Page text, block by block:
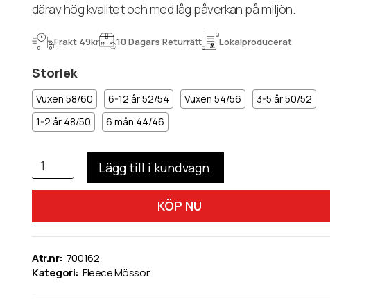
därav hög kvalitet och med låg påverkan på miljön.
Frakt 49kr 10 Dagars Returrätt Lokalproducerat
Storlek
Vuxen 58/60 6-12 år 52/54 Vuxen 54/56
3-5 år 50/52
1-2 år 48/50
6 mån 44/46
KÖP NU
Atr.nr: 700162
Kategori: Fleece Mössor